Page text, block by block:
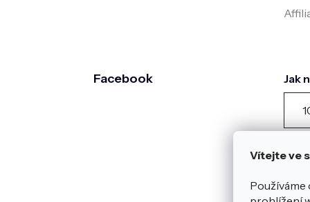
Vítejte ve
Facebook Jak